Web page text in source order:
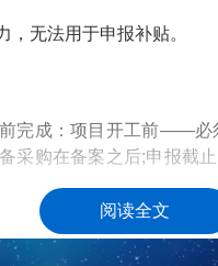
无法用于申报补贴。
成：项目开工前——必
采购在备案之后;申报截
阅读全文